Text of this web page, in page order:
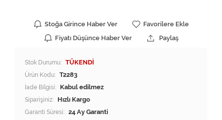
Stoğa Girince Haber Ver
Favorilere Ekle
Fiyatı Düşünce Haber Ver
Paylaş
Stok Durumu: TÜKENDİ
Ürün Kodu: T2283
İade Bilgisi:
Siparişiniz: Hızlı Kargo
Garanti Süresi: 24 Ay Garanti